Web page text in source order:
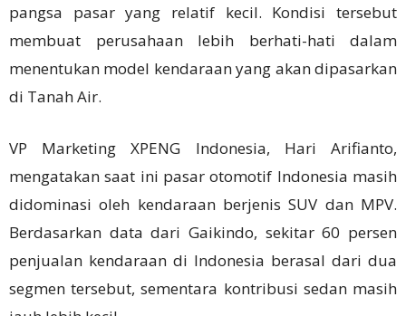
pangsa pasar yang relatif kecil. Kondisi tersebut
membuat perusahaan lebih berhati-hati dalam
menentukan model kendaraan yang akan dipasarkan
di Tanah Air.
VP Marketing XPENG Indonesia, Hari Arifianto,
mengatakan saat ini pasar otomotif Indonesia masih
didominasi oleh kendaraan berjenis SUV dan MPV.
Berdasarkan data dari Gaikindo, sekitar 60 persen
penjualan kendaraan di Indonesia berasal dari dua
segmen tersebut, sementara kontribusi sedan masih